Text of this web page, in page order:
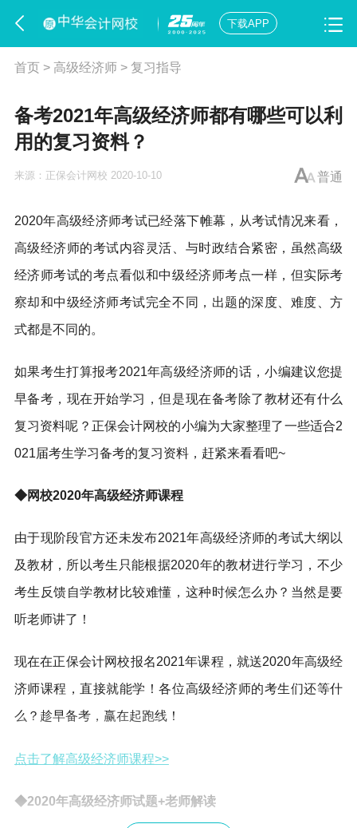
下载APP
首页> 高级经济师> 复习指导
备考2021年高级经济师都有哪些可以利
用的复习资料？
普通
来源： 正保会计网校 2020-10-10
2020年高级经济师考试已经落下帷幕，从考试情况来看，
高级经济师的考试内容灵活、与时政结合紧密，虽然高级
经济师考试的考点看似和中级经济师考点一样，但实际考
察却和中级经济师考试完全不同，出题的深度、难度、方
式都是不同的。
如果考生打算报考2021年高级经济师的话，小编建议您提
早备考，现在开始学习，但是现在备考除了教材还有什么
复习资料呢？正保会计网校的小编为大家整理了一些适合2
021届考生学习备考的复习资料，赶紧来看看吧~
◆网校2020年高级经济师课程
由于现阶段官方还未发布2021年高级经济师的考试大纲以
及教材，所以考生只能根据2020年的教材进行学习，不少
考生反馈自学教材比较难懂，这种时候怎么办？当然是要
听老师讲了！
现在在正保会计网校报名2021年课程，就送2020年高级经
济师课程，直接就能学！各位高级经济师的考生们还等什
么？趁早备考，赢在起跑线！
点击了解高级经济师课程>>
◆2020年高级经济师试题+老师解读